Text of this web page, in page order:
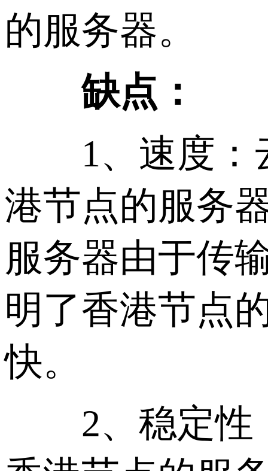
的服务器。
缺点：
1、速度：云
港节点的服务
服务器由于传
明了香港节点
快。
2、稳定性：